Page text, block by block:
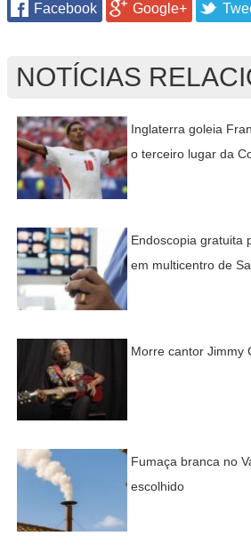
Facebook Google+
NOTÍCIAS
Inglaterra goleia
o terceiro lugar da
Endoscopia gratuita
em multicentro de
Morre cantor Jimmy
Fumaça branca no
escolhido